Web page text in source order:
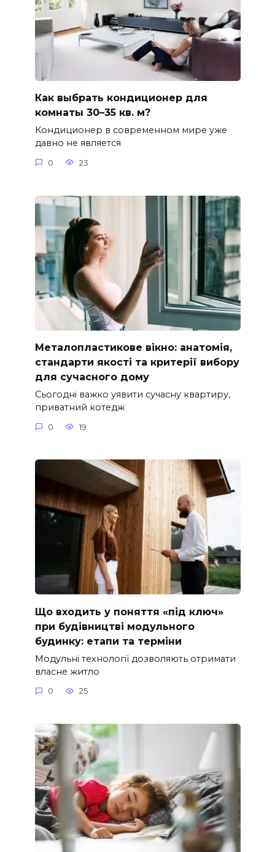
Как выбрать кондиционер для
комнаты 30–35 кв. м?
Кондиционер в современном мире уже
давно не является
0 23
Металопластикове вікно: анатомія,
стандарти якості та критерії вибору
для сучасного дому
Сьогодні важко уявити сучасну квартиру,
приватний котедж
0 19
Що входить у поняття «під ключ»
при будівництві модульного
будинку: етапи та терміни
Модульні технології дозволяють отримати
власне житло
0 25